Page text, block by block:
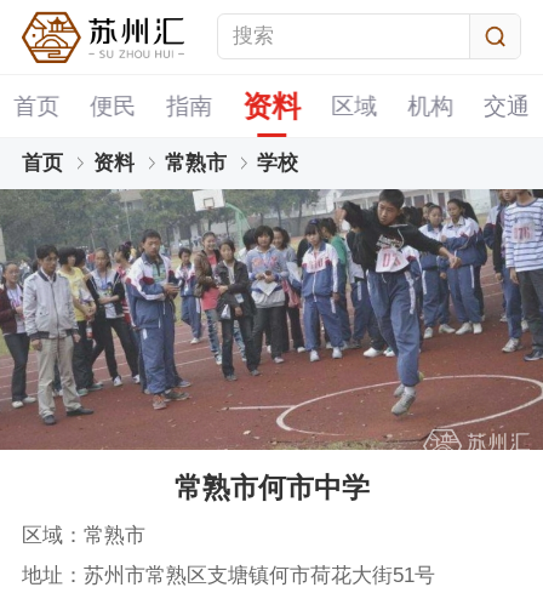
首页 便民 指南 资料 区域 机构 交通
首页 资料 常熟市 学校
常熟市何市中学
区域：常熟市
地址：苏州市常熟区支塘镇何市荷花大街51号